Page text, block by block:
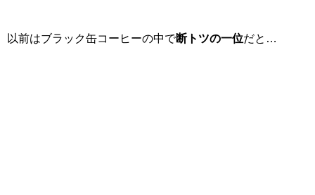
以前はブラック缶コーヒーの中で断トツの一位だと…